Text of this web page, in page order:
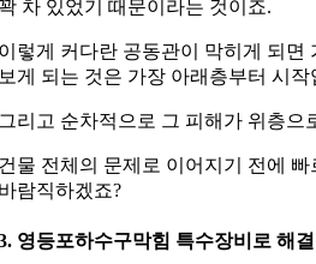
차 있었기 때문이라는 것이죠.
렇게 커다란 공동관이 막히게 되면
게 되는 것은 가장 아래층부터 시작
리고 순차적으로 그 피해가 위층으
물 전체의 문제로 이어지기 전에 빠
람직하겠죠?
영등포하수구막힘 특수장비로 해결